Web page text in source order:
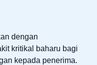
dengan
kritikal baharu bagi
kepada penerima.